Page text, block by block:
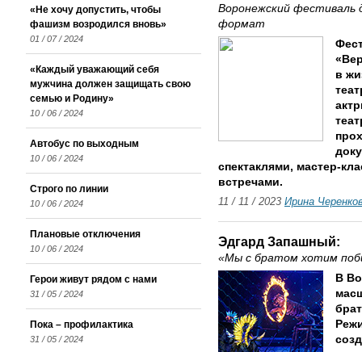
Воронежский
формат
в
спектаклями, мастер-
встречами.
11 / 11 / 2023 Ирина
Эдгард Запашный:
«Мы с братом хотим
В
«Не хочу допустить, чтобы
фашизм возродился вновь»
01 / 07 / 2024
«Каждый уважающий себя
мужчина должен защищать свою
семью и Родину»
10 / 06 / 2024
Автобус по выходным
10 / 06 / 2024
Строго по линии
10 / 06 / 2024
Плановые отключения
10 / 06 / 2024
Герои живут рядом с нами
31 / 05 / 2024
Пока – профилактика
31 / 05 / 2024